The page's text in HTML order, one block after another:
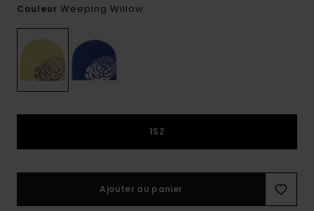
Couleur Weeping Willow
1SZ
Ajouter au panier